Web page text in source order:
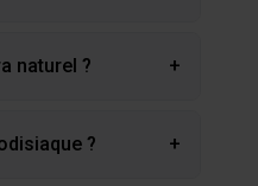
naturel ? +
? +